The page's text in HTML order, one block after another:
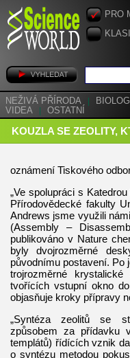
PRO
NEŽIVÁ PŘÍRODA
VIDEA
OSTATNÍ
KOUZLA SE ZEOLITY,
oznámení Tiskového
„Ve spolupráci s
Přírodovědecké fakulty
Andrews jsme využili
(Assembly –
publikováno v Nature
byly dvojrozměrné
původnímu postavení. Po
trojrozměrné
tvořících vstupní okno
objasňuje kroky přípravy
„Syntéza zeolitů se
způsobem za přídavku
templátů) řídících vznik
o syntézu metodou